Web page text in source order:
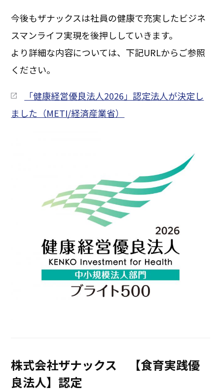
今後もザナックスは社員の健康で充実したビジネ
スマンライフ実現を後押ししていきます。
より詳細な内容については、下記URLからご参照
ください。
「健康経営優良法人2026」認定法人が決定し
ました（METI/経済産業省）
株式会社ザナックス 【食育実践優
良法人】認定